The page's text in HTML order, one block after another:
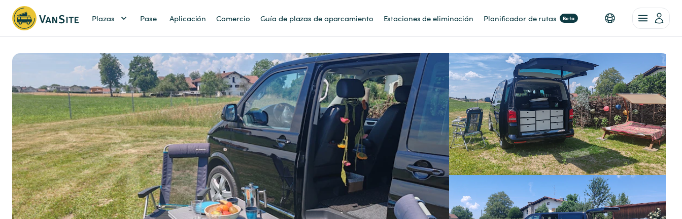
Plazas Pase Aplicación Comercio Guía de plazas de aparcamiento Estaciones de eliminación Planificador de rutas Beta